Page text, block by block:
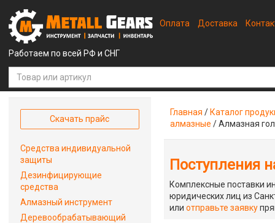
Работаем по всей РФ и СНГ
Оплата Доставка
Главная / Каталог
алмазные /Алмазная
Поступления
Комплексные поставки
юридических лиц из
илиотправьте заявку
Скачать прайс
Средства индивидуальной
защиты
Дезинфицирующие
средства
Алмазный инструмент
Деревообрабатывающий